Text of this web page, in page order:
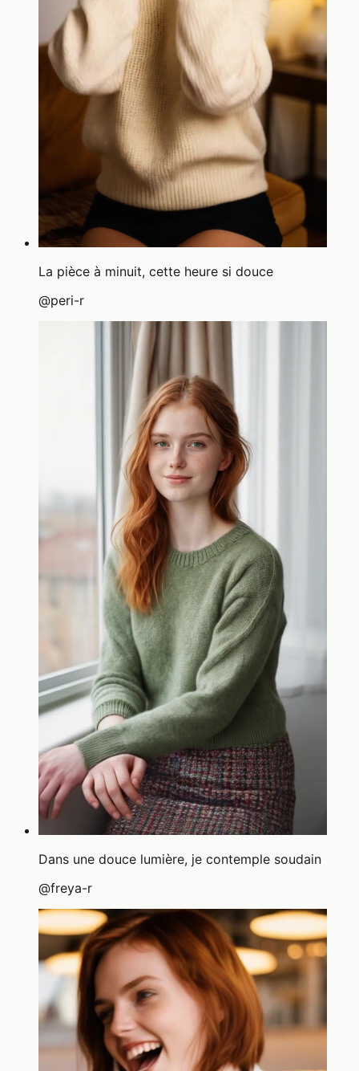
La pièce à minuit, cette heure si douce
@peri-r
Dans une douce lumière, je contemple soudain
@freya-r